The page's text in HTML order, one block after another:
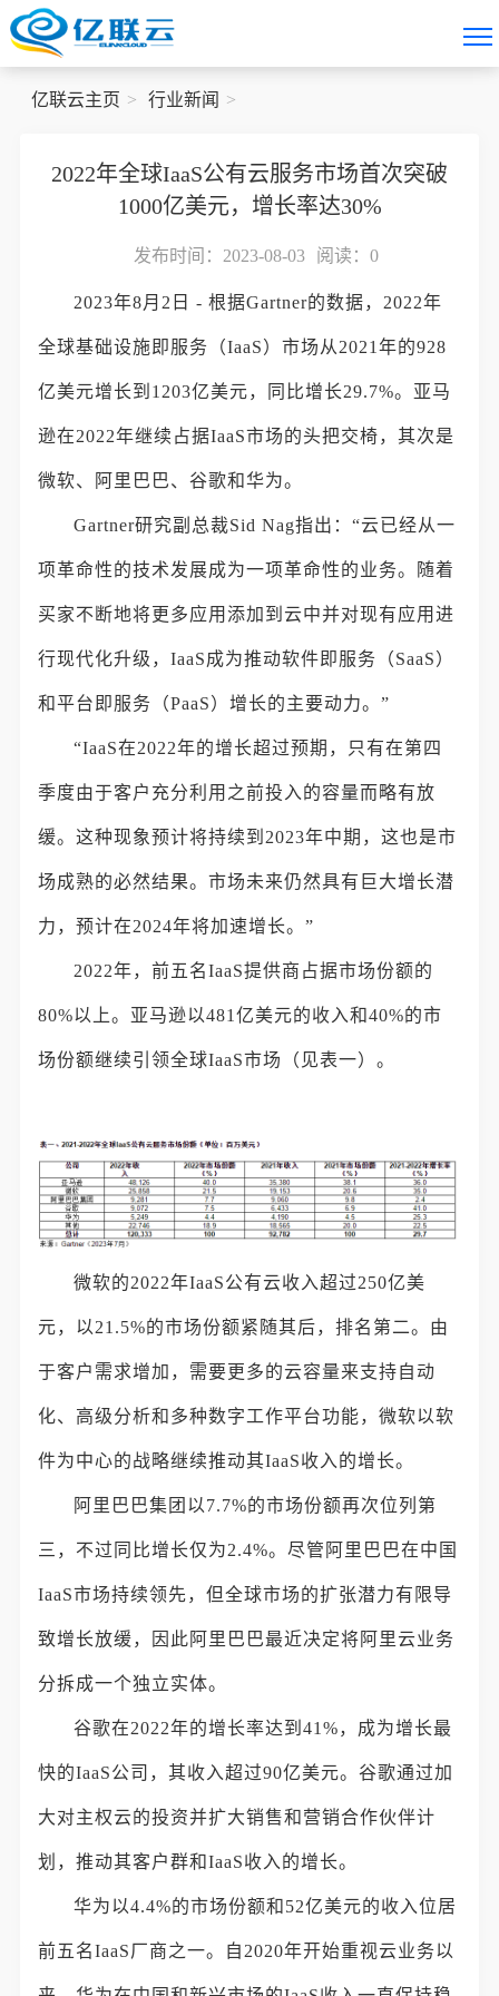
亿联云主页 行业新闻
2022年全球IaaS公有云服务市场首次突破
1000亿美元，增长率达30%
发布时间：2023-08-03 阅读： 0
2023年8月2日 - 根据Gartner的数据，2022年
全球基础设施即服务（IaaS）市场从2021年的928
亿美元增长到1203亿美元，同比增长29.7%。亚马
逊在2022年继续占据IaaS市场的头把交椅，其次是
微软、阿里巴巴、谷歌和华为。
Gartner研究副总裁Sid Nag指出：“云已经从一
项革命性的技术发展成为一项革命性的业务。随着
买家不断地将更多应用添加到云中并对现有应用进
行现代化升级，IaaS成为推动软件即服务（SaaS）
和平台即服务（PaaS）增长的主要动力。”
“IaaS在2022年的增长超过预期，只有在第四
季度由于客户充分利用之前投入的容量而略有放
缓。这种现象预计将持续到2023年中期，这也是市
场成熟的必然结果。市场未来仍然具有巨大增长潜
力，预计在2024年将加速增长。”
2022年，前五名IaaS提供商占据市场份额的
80%以上。亚马逊以481亿美元的收入和40%的市
场份额继续引领全球IaaS市场（见表一）。
微软的2022年IaaS公有云收入超过250亿美
元，以21.5%的市场份额紧随其后，排名第二。由
于客户需求增加，需要更多的云容量来支持自动
化、高级分析和多种数字工作平台功能，微软以软
件为中心的战略继续推动其IaaS收入的增长。
阿里巴巴集团以7.7%的市场份额再次位列第
三，不过同比增长仅为2.4%。尽管阿里巴巴在中国
IaaS市场持续领先，但全球市场的扩张潜力有限导
致增长放缓，因此阿里巴巴最近决定将阿里云业务
分拆成一个独立实体。
谷歌在2022年的增长率达到41%，成为增长最
快的IaaS公司，其收入超过90亿美元。谷歌通过加
大对主权云的投资并扩大销售和营销合作伙伴计
划，推动其客户群和IaaS收入的增长。
华为以4.4%的市场份额和52亿美元的收入位居
前五名IaaS厂商之一。自2020年开始重视云业务以